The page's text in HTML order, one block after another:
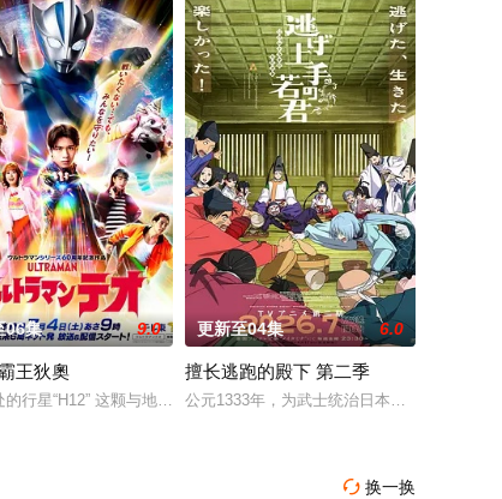
。看在出生前便失去亲生父母的龙，被一只偶
图斯被奴隶商委托给一个学者辈出的家族进行教育。希塔拉起初试图逃
06集 9.0
王狄奧
的行星“H12” 这颗与地球极其相似的星球，某日遭到了来自外星的宇宙
更新至04集 6.0
擅长逃跑的殿下 第二季
公元1333年，为武士统治日本奠定基石的镰
 换一换